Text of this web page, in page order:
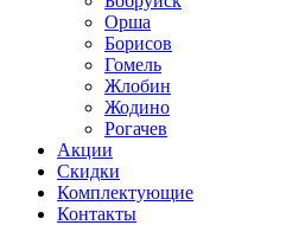
Орша
Борисов
Гомель
Жлобин
Жодино
Рогачев
Акции
Скидки
Комплектующие
Контакты